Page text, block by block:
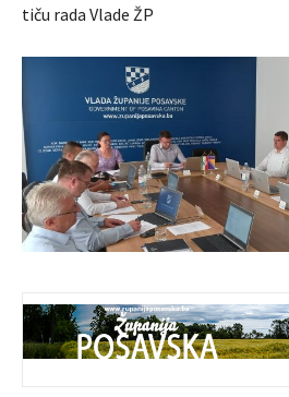
tiču rada Vlade ŽP